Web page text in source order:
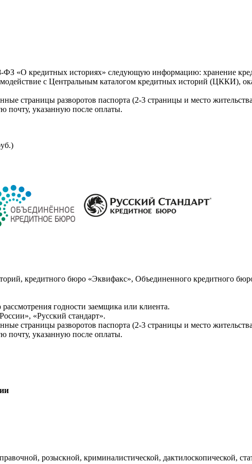
«О кредитных историях» следующую информацию: хранение
с Центральным каталогом кредитных историй (ЦККИ),
страницы разворотов паспорта (2-3 страницы и место
почту, указанную после оплаты.
кредитного бюро «Эквифакс», Объединенного кредитного
годности заемщика или клиента.
«Русский стандарт».
страницы разворотов паспорта (2-3 страницы и место
почту, указанную после оплаты.
розыскной, криминалистической, дактилоскопической,